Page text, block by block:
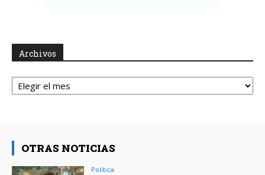
Archivos
Archivos
OTRAS NOTICIAS
Política